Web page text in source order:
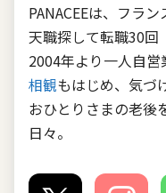
PANACEEは、フラ
天職探して転職30回
2004年より一人自
相観もはじめ、気づ
おひとりさまの老後
日々。